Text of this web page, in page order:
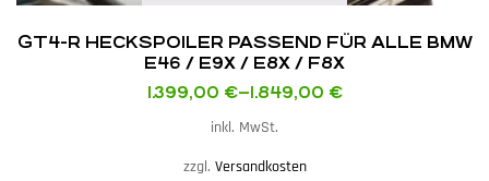
GT4-R HECKSPOILER PASSEND FÜR ALLE BMW
E46 / E9X / E8X / F8X
1.399,00 €–1.849,00 €
inkl. MwSt.
zzgl. Versandkosten